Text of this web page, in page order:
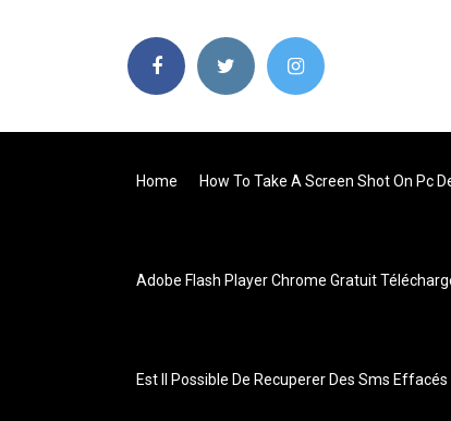
Home How To Take A Screen Shot On Pc
Adobe Flash Player Chrome Gratuit
Est Il Possible De Recuperer Des Sms